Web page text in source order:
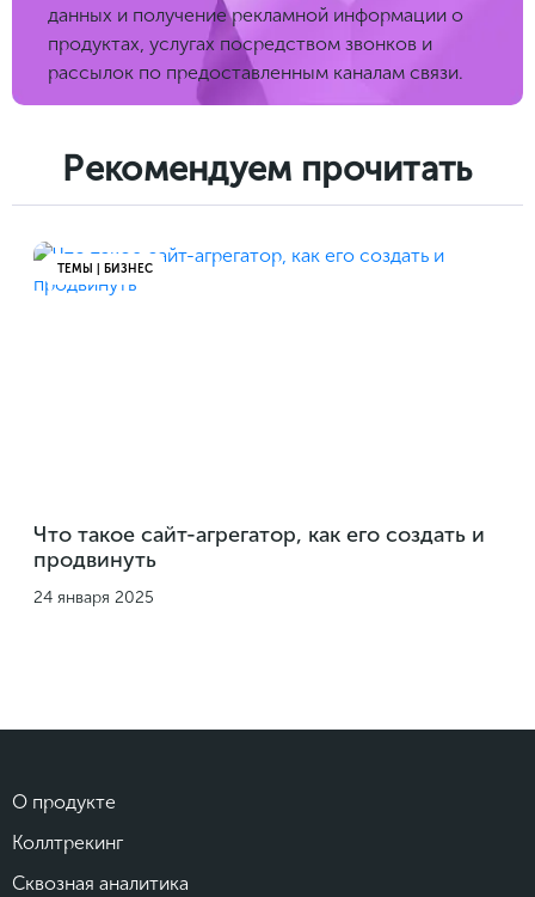
данных и получение рекламной информации о
продуктах, услугах посредством звонков и
рассылок по предоставленным каналам связи.
Рекомендуем прочитать
ТЕМЫ | БИЗНЕС
Что такое сайт-агрегатор, как его создать и
продвинуть
24 января 2025
О продукте
Коллтрекинг
Сквозная аналитика